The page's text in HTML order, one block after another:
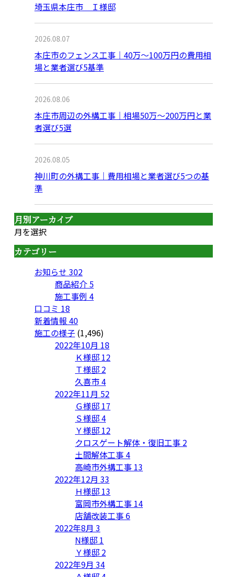
埼玉県本庄市 Ｉ様邸
2026.08.07
本庄市のフェンス工事｜40万〜100万円の費用相
場と業者選び5基準
2026.08.06
本庄市周辺の外構工事｜相場50万〜200万円と業
者選び5選
2026.08.05
神川町の外構工事｜費用相場と業者選び5つの基
準
月別アーカイブ
月を選択
カテゴリー
お知らせ 302
商品紹介 5
施工事例 4
口コミ 18
新着情報 40
施工の様子 (1,496)
2022年10月 18
Ｋ様邸 12
Ｔ様邸 2
久喜市4
2022年11月 52
Ｇ様邸 17
Ｓ様邸4
Ｙ様邸 12
クロスゲート解体・復旧工事 2
土間解体工事4
高崎市外構工事 13
2022年12月 33
Ｈ様邸 13
富岡市外構工事 14
店舗改装工事6
2022年8月 3
N様邸 1
Ｙ様邸 2
2022年9月 34